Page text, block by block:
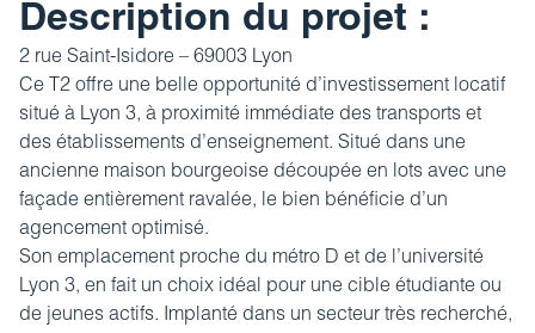
Revue de presse
Nos coordonnées
Estimez votre bien
Impôt sur la plus-value
Calculez votre budget travaux
Le tableau d’amortissement
bancaire
Découvrir votre profil investisseur
Guide des projets urbains
Description du projet :
2 rue Saint-Isidore – 69003 Lyon
Ce T2 offre une belle opportunité d’investissement locatif
situé à Lyon 3, à proximité immédiate des transports et
des établissements d’enseignement. Situé dans une
ancienne maison bourgeoise découpée en lots avec une
façade entièrement ravalée, le bien bénéficie d’un
agencement optimisé.
Son emplacement proche du métro D et de l’université
Lyon 3, en fait un choix idéal pour une cible étudiante ou
de jeunes actifs. Implanté dans un secteur très recherché,